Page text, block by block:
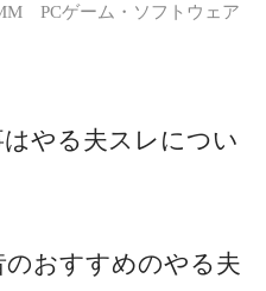
PCゲーム・ソフトウェア
やる夫スレについ
おすすめのやる夫